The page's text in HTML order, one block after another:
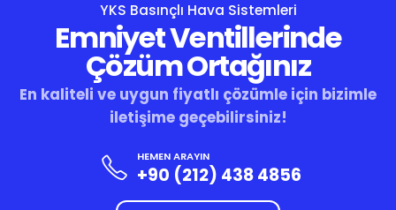
YKS Basınçlı Hava Sistemleri
Emniyet Ventillerinde
Çözüm Ortağınız
En kaliteli ve uygun fiyatlı çözümle için bizimle
iletişime geçebilirsiniz!
HEMEN ARAYIN
+90 (212) 438 4856